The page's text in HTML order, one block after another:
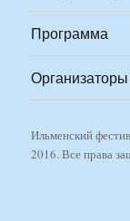
Программа
Ильменский
2016. Все права